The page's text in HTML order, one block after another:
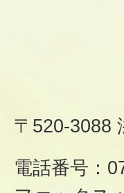
〒520-3088
電話番号：